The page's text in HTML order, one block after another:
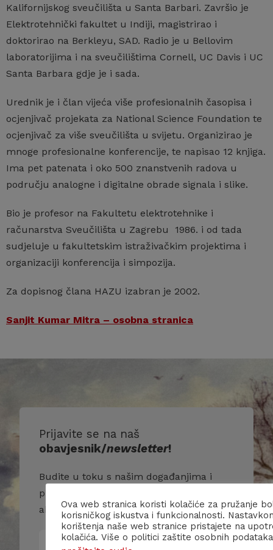
Kalifornijskog sveučilišta u Santa Barbari. Završio je
Elektrotehnički fakultet u Indiji, magistrirao i
doktorirao na Berkleyu, SAD. Radio je u Bellovim
laboratorijima i na sveučilištima Cornell, UC Davis i UC
Santa Barbara gdje je i sada.
Urednik je i član vijeća više profesionalnih časopisa i
ocjenjivač projekata za National Science Foundation te
ocjenjivač za više sveučilišta u svijetu. Organizirao je
mnoge profesionalne konferencije, te napisao 12 knjiga.
Ima pet patenata i oko 500 znanstvenih radova u
području analogne i digitalne obrade signala i slike.
Bio je profesor na Fakultetu elektrotehnike i
računarstva Sveučilišta u Zagrebu 1986. i od tada
sudjeluje u fakultetskim istraživačkim projektima i
organizaciji konferencija i simpozija.
Za dopisnog člana HAZU izabran je 2002.
Sanjit Kumar Mitra – osobna stranica
Prijavite se na naš
obavjesnik/newsletter!
Budite u toku s našim događanjima i
primajte više informacija o nama i našim
aktivnostima.
Ova web stranica koristi kolačiće za pružanje
korisničkog iskustva i funkcionalnosti.
korištenja naše web stranice pristajete na
kolačića. Više o politici zaštite osobnih podataka